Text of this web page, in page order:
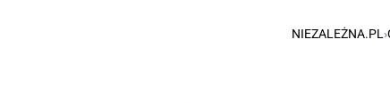
NIEZALEŻNA.PL ›